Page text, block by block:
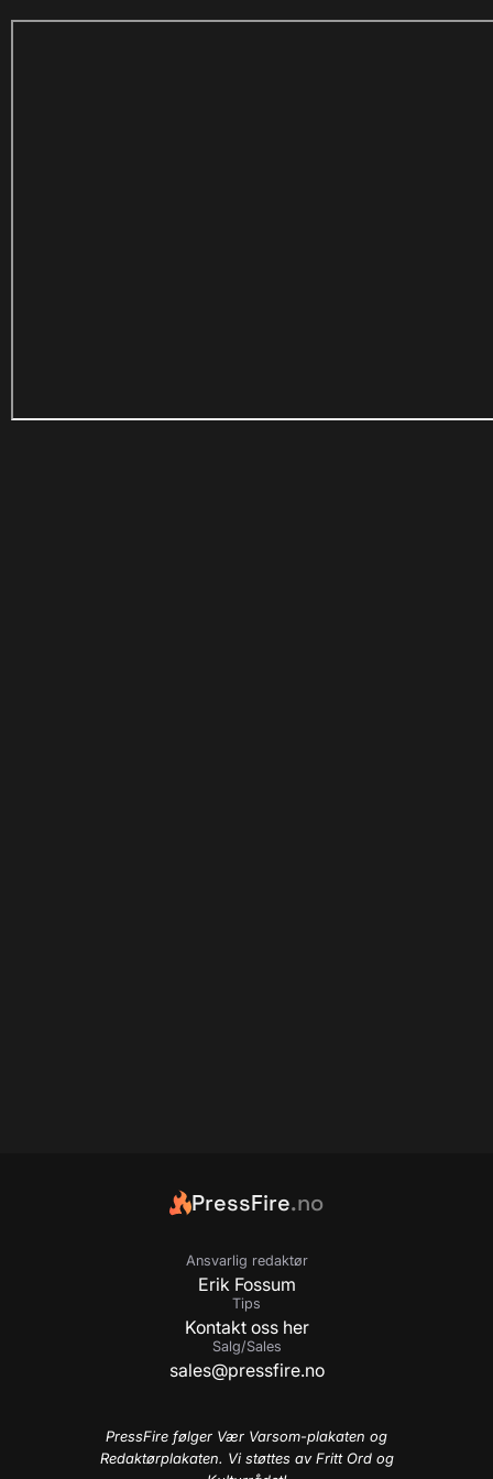
PressFire.no
Ansvarlig redaktør
Erik Fossum
Tips
Kontakt oss her
Salg/Sales
sales@pressfire.no
PressFire følger Vær Varsom-plakaten og
Redaktørplakaten. Vi støttes av Fritt Ord og